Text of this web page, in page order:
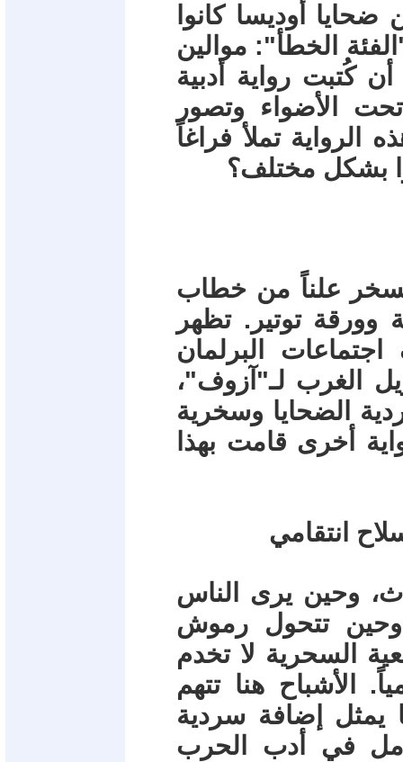
أوديسا كانوا
الخطأ": موالين
كُتبت رواية أدبية
الأضواء وتصور
الرواية تملأ فراغاً
بشكل مختلف؟
تسخر علناً من خطاب
وورقة توتير. تظهر
البرلمان
الغرب لـ"آزوف"،
الضحايا وسخرية
أخرى قامت بهذا
وحين يرى الناس
وحين تتحول رموش
السحرية لا تخدم
الأشباح هنا تتهم
يمثل إضافة سردية
في أدب الحرب